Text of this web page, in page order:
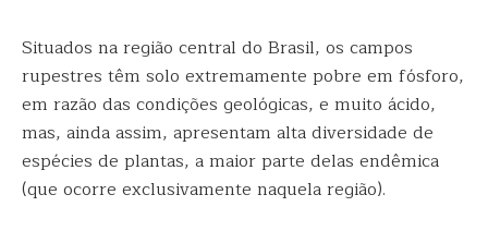
Situados na região central do Brasil, os campos
rupestres têm solo extremamente pobre em fósforo,
em razão das condições geológicas, e muito ácido,
mas, ainda assim, apresentam alta diversidade de
espécies de plantas, a maior parte delas endêmica
(que ocorre exclusivamente naquela região).